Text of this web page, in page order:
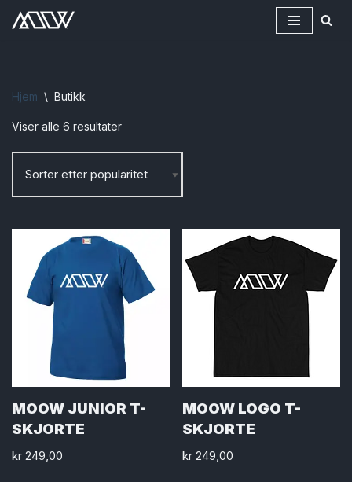
Hjem \ Butikk
Viser alle 6 resultater
MOOW JUNIOR T-
SKJORTE
kr 249,00
MOOW LOGO T-
SKJORTE
kr 249,00